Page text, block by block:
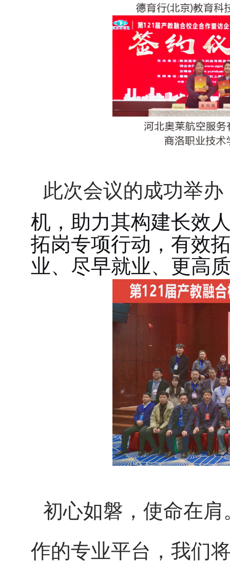
此次会议的成功举办
机，助力其构建长效
拓岗专项行动，有效
业、尽早就业、更高
初心如磐，使命在
作的专业平台，我们